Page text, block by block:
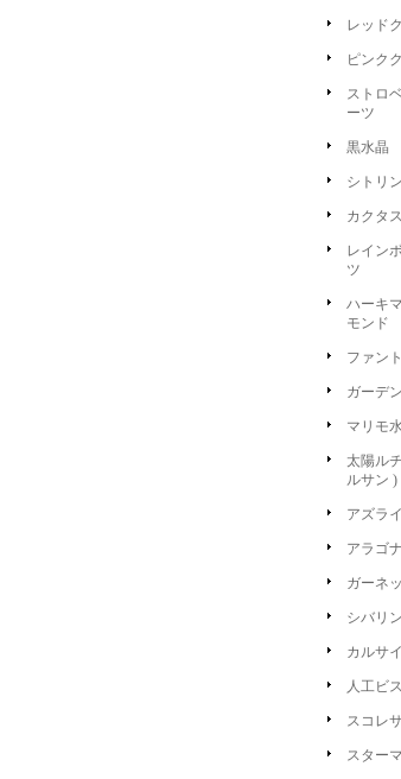
レッド
ピンク
ストロ
ーツ
黒水晶
シトリ
カクタ
レイン
ツ
ハーキ
モンド
ファン
ガーデ
マリモ
太陽ル
ルサン )
アズラ
アラゴ
ガーネ
シバリ
カルサ
人工ビ
スコレ
スター